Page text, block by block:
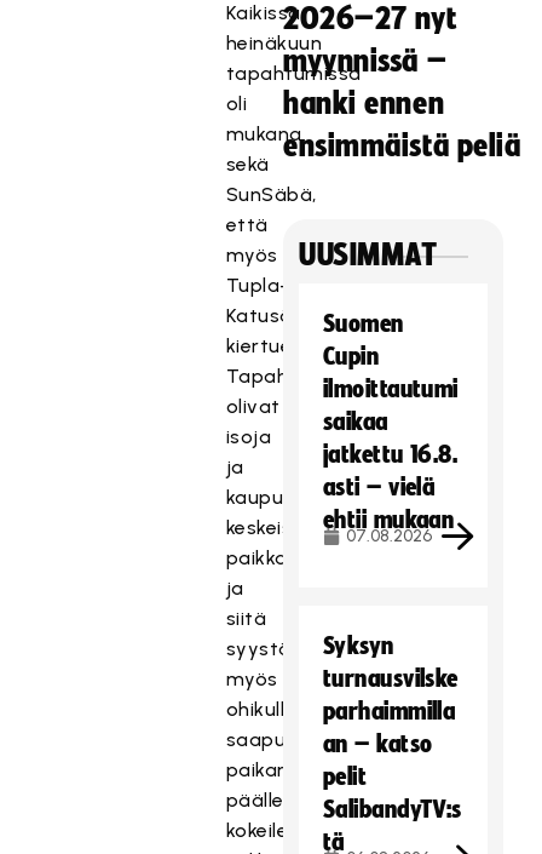
Kaikissa
heinäkuun
tapahtumissa
oli
mukana
sekä
SunSäbä,
että
myös
Tupla+
Katusähly-
kiertue.
Tapahtumat
olivat
isoja
ja
kaupunkien
keskeisimmillä
paikkakunnilla
ja
siitä
syystä
myös
ohikulkijoita
saapui
paikan
päälle
kokeilemaan
2026–27 nyt
myynnissä –
hanki ennen
ensimmäistä peliä
UUSIMMAT
Suomen
Cupin
ilmoittautumi
saikaa
jatkettu 16.8.
asti – vielä
ehtii mukaan
07.08.2026
Syksyn
turnausvilske
parhaimmilla
an – katso
pelit
SalibandyTV:s
tä